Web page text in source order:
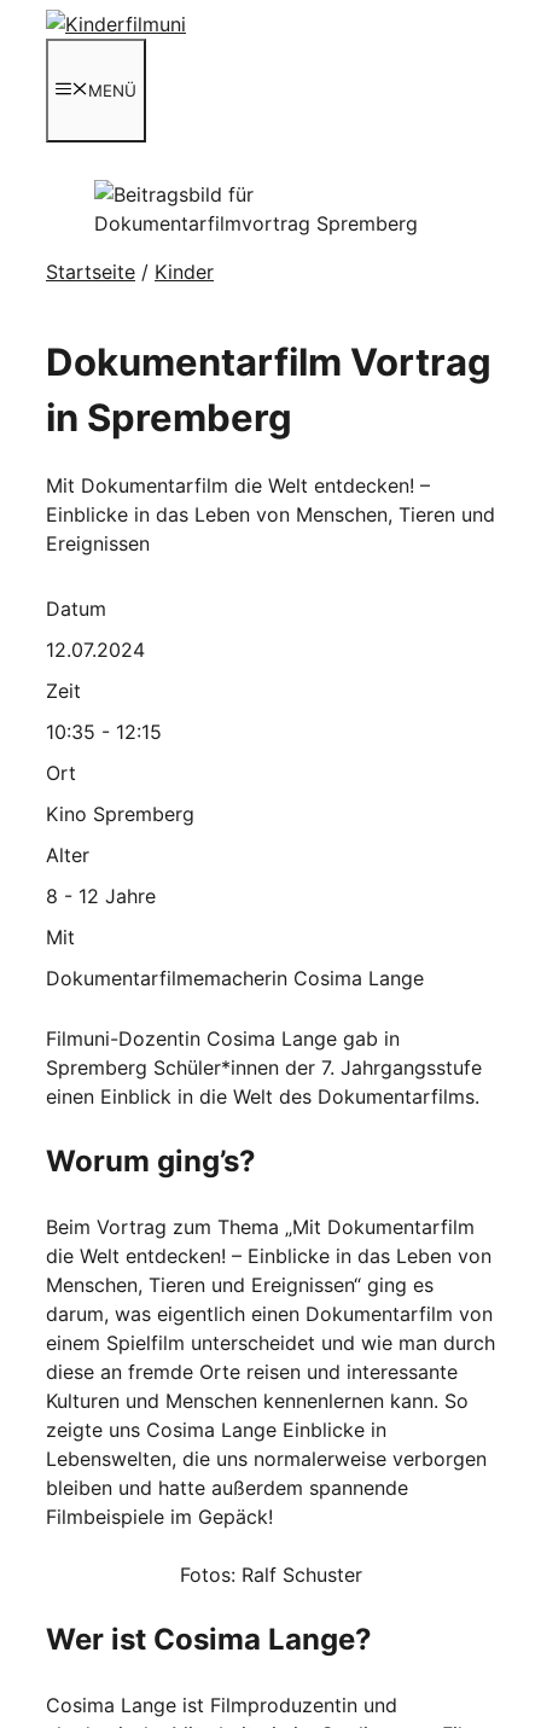
Zum
springenMENÜ
Startseite / Kinder
Dokumentarfilm Vortrag
in Spremberg
Mit Dokumentarfilm die Welt entdecken! –
Einblicke in das Leben von Menschen, Tieren und
Ereignissen
Datum
12.07.2024
Zeit
10:35 - 12:15
Ort
Kino Spremberg
Alter
8 - 12 Jahre
Mit
Dokumentarfilmemacherin Cosima Lange
Filmuni-Dozentin Cosima Lange gab in
Spremberg Schüler*innen der 7. Jahrgangsstufe
einen Einblick in die Welt des Dokumentarfilms.
Worum ging’s?
Beim Vortrag zum Thema „Mit Dokumentarfilm
die Welt entdecken! – Einblicke in das Leben von
Menschen, Tieren und Ereignissen“ ging es
darum, was eigentlich einen Dokumentarfilm von
einem Spielfilm unterscheidet und wie man durch
diese an fremde Orte reisen und interessante
Kulturen und Menschen kennenlernen kann. So
zeigte uns Cosima Lange Einblicke in
Lebenswelten, die uns normalerweise verborgen
bleiben und hatte außerdem spannende
Filmbeispiele im Gepäck!
Fotos: Ralf Schuster
Wer ist Cosima Lange?
Cosima Lange ist Filmproduzentin und